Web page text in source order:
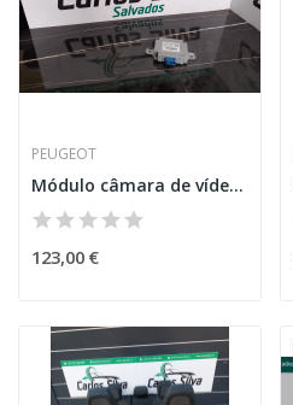
PEUGEOT
Módulo câmara de vídeo - Peugeot 5008
123,00 €